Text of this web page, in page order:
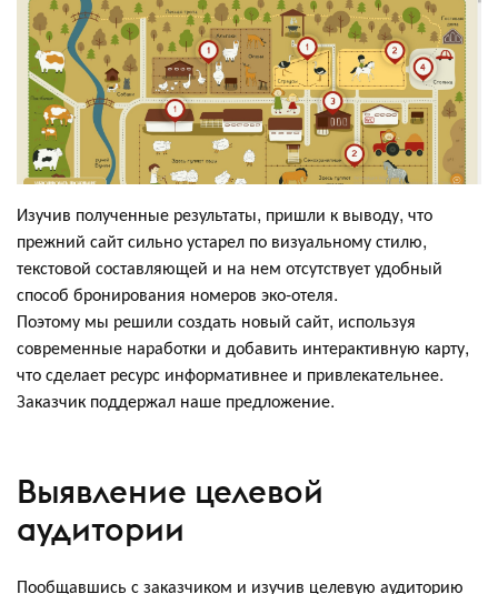
Изучив полученные результаты, пришли к выводу, что
прежний сайт сильно устарел по визуальному стилю,
текстовой составляющей и на нем отсутствует удобный
способ бронирования номеров эко-отеля.
Поэтому мы решили создать новый сайт, используя
современные наработки и добавить интерактивную карту,
что сделает ресурс информативнее и привлекательнее.
Заказчик поддержал наше предложение.
Выявление целевой
аудитории
Пообщавшись с заказчиком и изучив целевую аудиторию